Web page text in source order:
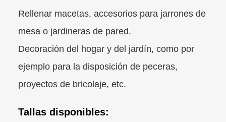
Rellenar macetas, accesorios para jarrones de
mesa o jardineras de pared.
Decoración del hogar y del jardín, como por
ejemplo para la disposición de peceras,
proyectos de bricolaje, etc.
Tallas disponibles: